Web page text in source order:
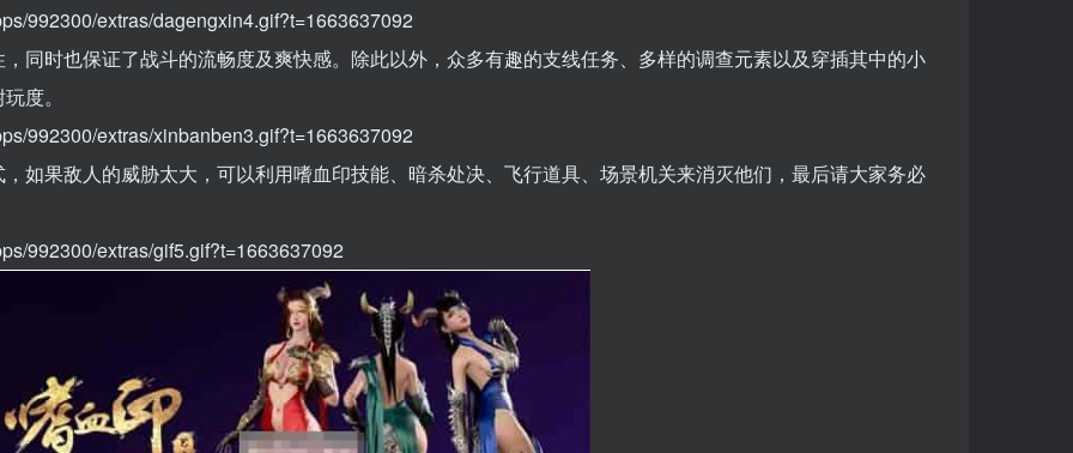
992300/extras/dagengxin4.gif?t=1663637092
同时也保证了战斗的流畅度及爽快感。除此以外，众多有趣的支线任务、多样的调查元素以及穿插其中的小
度。
992300/extras/xinbanben3.gif?t=1663637092
如果敌人的威胁太大，可以利用嗜血印技能、暗杀处决、飞行道具、场景机关来消灭他们，最后请大家务必
992300/extras/gif5.gif?t=1663637092